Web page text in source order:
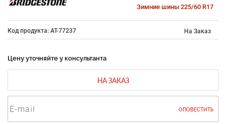
Зимние шины 225/60 R17
Код продукта: AT-77237 На Заказ
Цену уточняйте у консультанта
НА ЗАКАЗ
ОПОВЕСТИТЬ